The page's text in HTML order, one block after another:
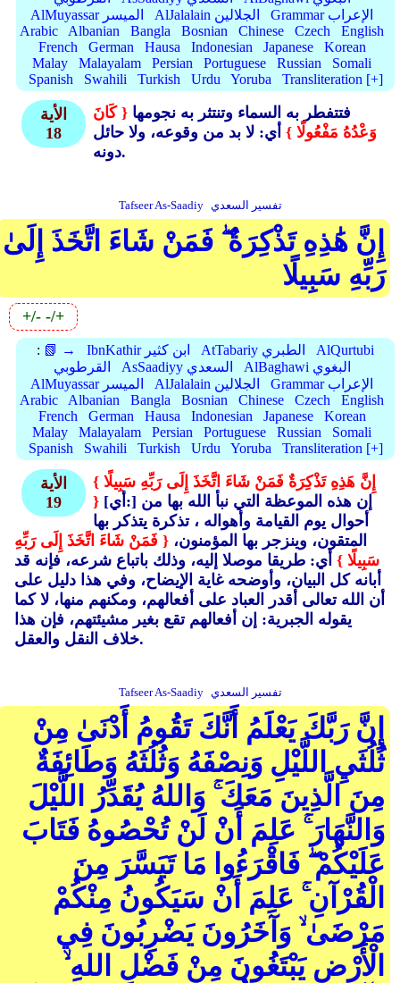
AlMuyassar الميسر
AlJalalain الجلالين
Grammar الإعراب
Arabic
Albanian Bangla Bosnian Chinese Czech
English
French
German Hausa Indonesian Japanese
Korean
Malay
Malayalam Persian Portuguese Russian
Somali
Spanish
Swahili Turkish Urdu Yoruba Transliteration [+]
الأية
18
فتتفطر به السماء وتنتثر به نجومها { كَانَ
وَعْدُهُ مَفْعُولًا } أي: لا بد من وقوعه، ولا حائل
دونه.
Tafseer As-Saadiy تفسير السعدي
إِنَّ هَٰذِهِ تَذْكِرَةٌ ۖ فَمَنْ شَاءَ اتَّخَذَ إِلَىٰ
رَبِّهِ سَبِيلًا
+/- -/+
: 📗 → IbnKathir ابن كثير AtTabariy الطبري
AlQurtubi
القرطوبي
AsSaadiyy السعدي
AlBaghawi البغوي
AlMuyassar الميسر
AlJalalain الجلالين
Grammar الإعراب
Arabic
Albanian Bangla Bosnian Chinese Czech
English
French
German Hausa Indonesian Japanese
Korean
Malay
Malayalam Persian Portuguese Russian
Somali
Spanish
Swahili Turkish Urdu Yoruba Transliteration [+]
الأية
19
{ إِنَّ هَذِهِ تَذْكِرَةٌ فَمَنْ شَاءَ اتَّخَذَ إِلَى رَبِّهِ سَبِيلًا
} [أي:] إن هذه الموعظة التي نبأ الله بها من
أحوال يوم القيامة وأهواله ، تذكرة يتذكر بها
المتقون، وينزجر بها المؤمنون، { فَمَنْ شَاءَ اتَّخَذَ إِلَى رَبِّهِ
سَبِيلًا } أي: طريقا موصلا إليه، وذلك باتباع شرعه، فإنه قد
أبانه كل البيان، وأوضحه غاية الإيضاح، وفي هذا دليل على
أن الله تعالى أقدر العباد على أفعالهم، ومكنهم منها، لا كما
يقوله الجبرية: إن أفعالهم تقع بغير مشيئتهم، فإن هذا
خلاف النقل والعقل.
Tafseer As-Saadiy تفسير السعدي
إِنَّ رَبَّكَ يَعْلَمُ أَنَّكَ تَقُومُ أَدْنَىٰ مِنْ
ثُلُثَيِ اللَّيْلِ وَنِصْفَهُ وَثُلُثَهُ وَطَائِفَةٌ
مِنَ الَّذِينَ مَعَكَ ۚ وَاللهُ يُقَدِّرُ اللَّيْلَ
وَالنَّهَارَ ۚ عَلِمَ أَنْ لَنْ تُحْصُوهُ فَتَابَ
عَلَيْكُمْ ۖ فَاقْرَءُوا مَا تَيَسَّرَ مِنَ
الْقُرْآنِ ۚ عَلِمَ أَنْ سَيَكُونُ مِنْكُمْ
مَرْضَىٰ ۙ وَآخَرُونَ يَضْرِبُونَ فِي
الْأَرْضِ يَبْتَغُونَ مِنْ فَضْلِ اللهِ ۙ